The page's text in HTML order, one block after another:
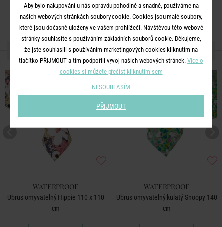
DALŠÍ PRODUKTY ZE SÉRIE
WATERPROOF
Ubrus omyvatelný Hippie 110 x 110
cm
WATERPROOF
Ubrus omyvatelný kulatý Snoopy 140
cm
Aby bylo nakupování u nás opravdu pohodlné a snadné, používáme na
našich webových stránkách soubory cookie. Cookies jsou malé soubory,
které jsou dočasně uloženy ve vašem prohlížeči. Návštěvou této webové
stránky souhlasíte s používáním základních souborů cookie. Děkujeme,
že jste souhlasili s používáním marketingových cookies kliknutím na
tlačítko PŘIJMOUT a tím podpořili vývoj našich webových stránek. Více o
cookies si můžete přečíst kliknutím sem
NESOUHLASÍM
PŘIJMOUT